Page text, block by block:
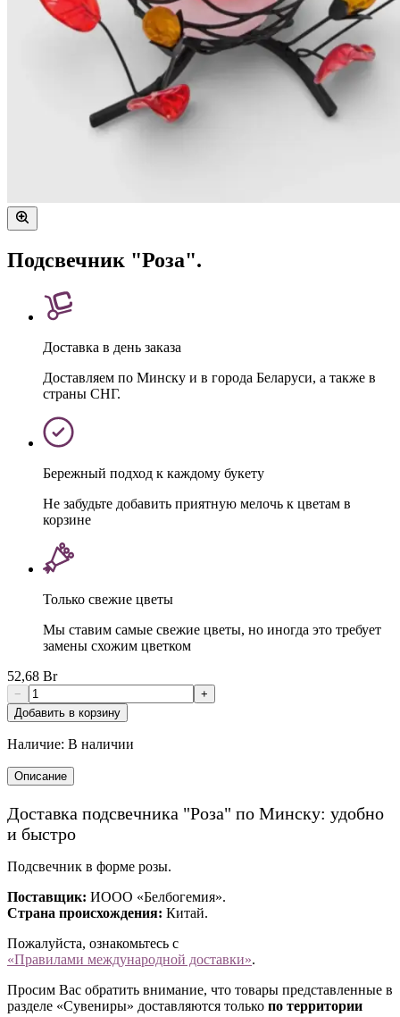
Подсвечник "Роза".
Доставка в день заказа
Доставляем по Минску и в города Беларуси, а также в
страны СНГ.
Бережный подход к каждому букету
Не забудьте добавить приятную мелочь к цветам в
корзине
Только свежие цветы
Мы ставим самые свежие цветы, но иногда это требует
замены схожим цветком
52,68 Br
−
+
Добавить в корзину
Наличие: В наличии
Описание
Доставка подсвечника "Роза" по Минску: удобно
и быстро
Подсвечник в форме розы.
Поставщик: ИООО «Белбогемия».
Страна происхождения: Китай.
Пожалуйста, ознакомьтесь с
«Правилами международной доставки».
Просим Вас обратить внимание, что товары представленные в
разделе «Сувениры» доставляются только по территории